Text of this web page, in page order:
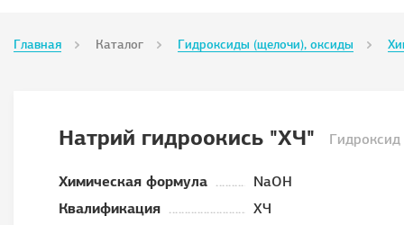
Главная Каталог Гидроксиды (щелочи), оксиды
Натрий гидроокись "ХЧ"
Химическая формула NaOH
Квалификация ХЧ